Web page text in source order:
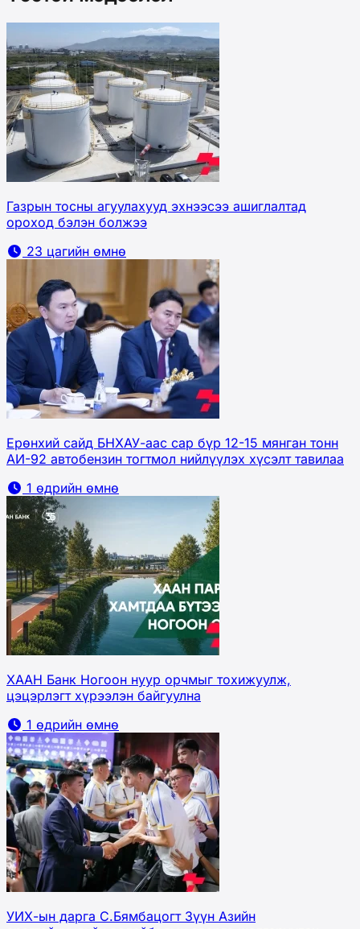
Газрын тосны агуулахууд эхнээсээ ашиглалтад
ороход бэлэн болжээ
23 цагийн өмнө
Ерөнхий сайд БНХАУ-аас сар бүр 12-15 мянган тонн
АИ-92 автобензин тогтмол нийлүүлэх хүсэлт тавилаа
1 өдрийн өмнө
ХААН Банк Ногоон нуур орчмыг тохижуулж,
цэцэрлэгт хүрээлэн байгуулна
1 өдрийн өмнө
УИХ-ын дарга С.Бямбацогт Зүүн Азийн